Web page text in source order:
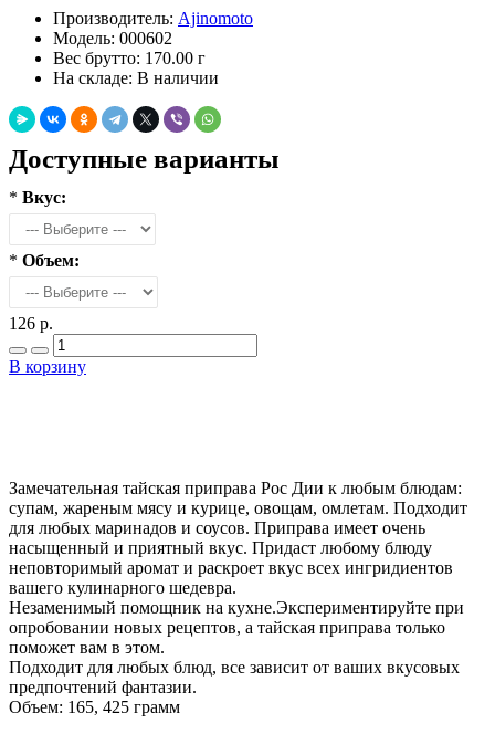
Производитель: Ajinomoto
Модель: 000602
Вес брутто: 170.00 г
На складе: В наличии
Доступные варианты
* Вкус:
* Объем:
126 р.
В корзину
Замечательная тайская приправа Рос Дии к любым блюдам:
супам, жареным мясу и курице, овощам, омлетам. Подходит
для любых маринадов и соусов. Приправа имеет очень
насыщенный и приятный вкус. Придаст любому блюду
неповторимый аромат и раскроет вкус всех ингридиентов
вашего кулинарного шедевра.
Незаменимый помощник на кухне.Экспериментируйте при
опробовании новых рецептов, а тайская приправа только
поможет вам в этом.
Подходит для любых блюд, все зависит от ваших вкусовых
предпочтений фантазии.
Объем: 165, 425 грамм